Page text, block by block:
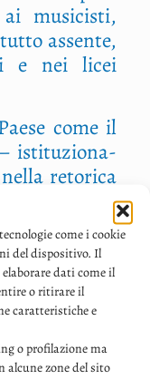
come i cookie
del dispositivo. Il
dati come il
o ritirare il
caratteristiche e
o profilazione ma
alcune zone del sito
musi­ci­sti,
assen­te,
e nei licei
come il
– isti­tu­zio­na­
reto­ri­ca
tra
pro­ble­ma
pun­to di
lavo­ro cam­
ciò che la
già vec­
in base alla